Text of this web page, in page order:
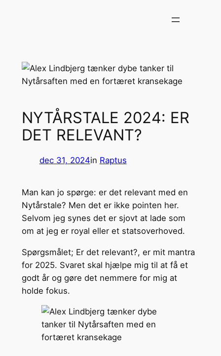
NYTÅRSTALE 2024: ER
DET RELEVANT?
dec 31, 2024in Raptus
Man kan jo spørge: er det relevant med en
Nytårstale? Men det er ikke pointen her.
Selvom jeg synes det er sjovt at lade som
om at jeg er royal eller et statsoverhoved.
Spørgsmålet; Er det relevant?, er mit mantra
for 2025. Svaret skal hjælpe mig til at få et
godt år og gøre det nemmere for mig at
holde fokus.